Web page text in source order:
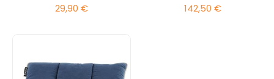
29,90 € 142,50 €